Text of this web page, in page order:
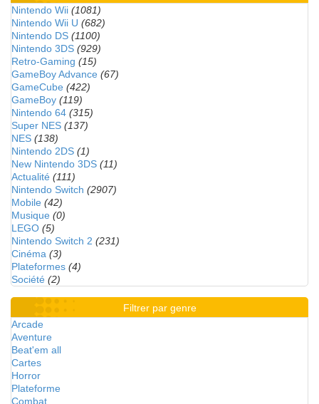
Nintendo Wii (1081)
Nintendo Wii U (682)
Nintendo DS (1100)
Nintendo 3DS (929)
Retro-Gaming (15)
GameBoy Advance (67)
GameCube (422)
GameBoy (119)
Nintendo 64 (315)
Super NES (137)
NES (138)
Nintendo 2DS (1)
New Nintendo 3DS (11)
Actualité (111)
Nintendo Switch (2907)
Mobile (42)
Musique (0)
LEGO (5)
Nintendo Switch 2 (231)
Cinéma (3)
Plateformes (4)
Société (2)
Filtrer par genre
Arcade
Aventure
Beat'em all
Cartes
Horror
Plateforme
Combat